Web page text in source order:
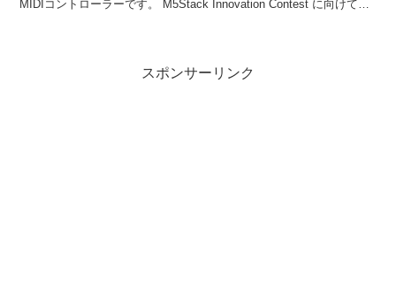
MIDIコントローラーです。 M5Stack Innovation Contest に向けて作
スポンサーリンク